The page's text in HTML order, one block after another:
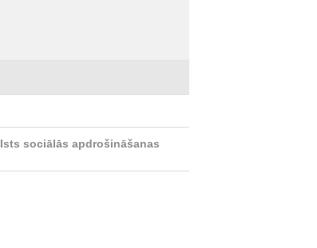
sociālās apdrošināšanas